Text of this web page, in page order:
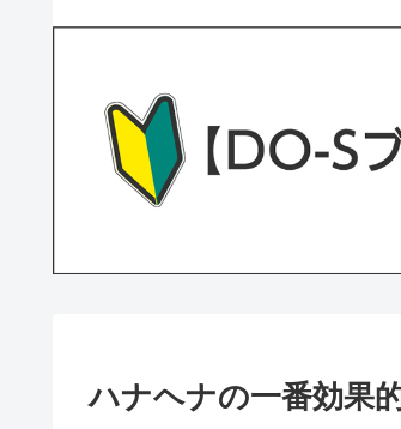
ハナヘナの一番効果